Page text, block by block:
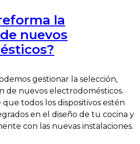
la
nuevos
gestionar la selección,
de nuevos electrodomésticos.
que todos los dispositivos estén
en el diseño de tu cocina y
con las nuevas instalaciones.